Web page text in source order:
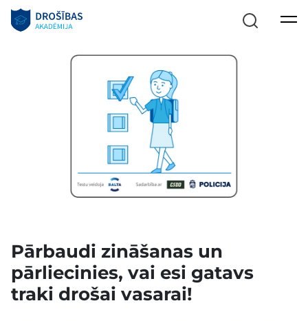
Pārbaudi zināšanas un
pārliecinies, vai esi gatavs
traki drošai vasarai!